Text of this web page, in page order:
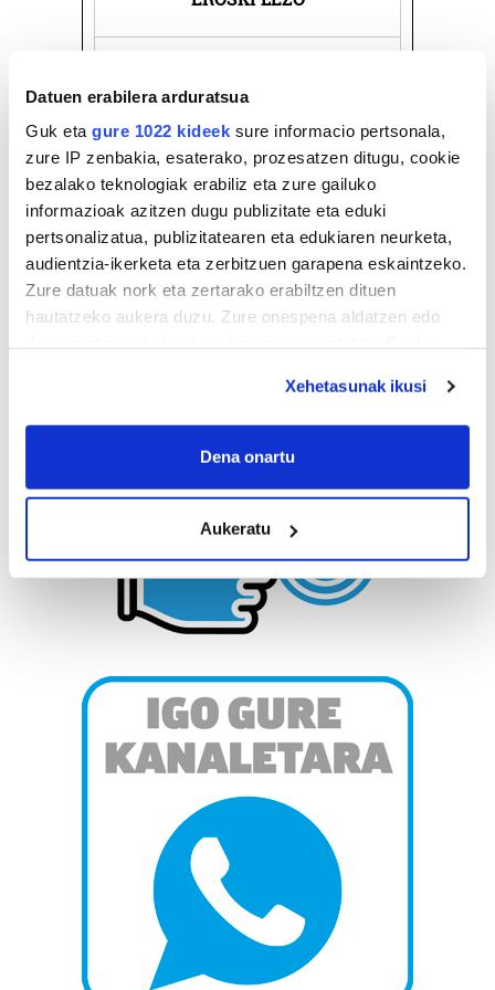
Datuen erabilera arduratsua
Guk eta gure 1022 kideek sure informacio pertsonala,
zure IP zenbakia, esaterako, prozesatzen ditugu, cookie
bezalako teknologiak erabiliz eta zure gailuko
informazioak azitzen dugu publizitate eta eduki
pertsonalizatua, publizitatearen eta edukiaren neurketa,
audientzia-ikerketa eta zerbitzuen garapena eskaintzeko.
Zure datuak nork eta zertarako erabiltzen dituen
hautatzeko aukera duzu. Zure onespena aldatzen edo
If you allow, we would also like to:
Collect information about your geographical
Identify your device by actively scanning it for
specific characteristics (fingerprinting)
Find out more about how your personal data is processed
and set your preferences in the
prozesatzen ditugu, zure IP zenbakia, besteak beste,
teknologia erabiliz, cookieak adibidez, iragarki eta eduki
pertsonalizatuak eskaintzeko, iragarkiak eta edukia
neurtzeko, jendeari buruzko informazioa biltzeko eta
produktuak garatzeko. Zure datuak nork eta zertarako
erabiltzen dituen hauta dezakezu.
Bazkide batzuek ez dizute baimenik eskatzen, eta beren
interes komertzial legitimoetan babesten dira. Ikusi gure
bazkideen zerrenda, beren ustez zein helburutarako
duten interes legitimoa eta horren aurka nola egin
Xehetasunak ikusi
Dena onartu
Aukeratu